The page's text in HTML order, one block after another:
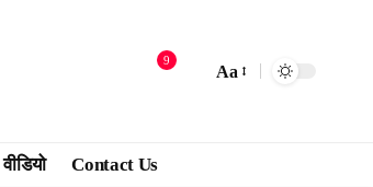
9
Aa
वीडियो Contact Us